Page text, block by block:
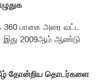
360 பாகை அரை வட்ட
இது 2009ஆம் ஆண்டு
தோன்றிய தொடர்களை